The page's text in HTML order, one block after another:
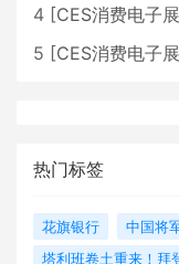
4 [CES消费电子
5 [CES消费电子
热门标签
花旗银行 中国将
塔利班卷土重来！拜